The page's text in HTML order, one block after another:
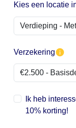
Kies een locatie
Verzekering
Ik heb
10% korting!